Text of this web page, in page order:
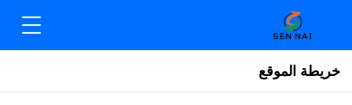
خريطة الموقع